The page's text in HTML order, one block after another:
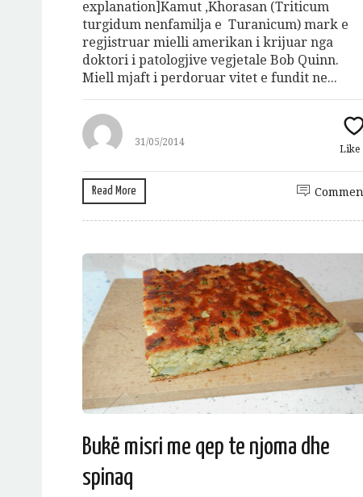
explanation]Kamut ,Khorasan (Triticum
turgidum nenfamilja e Turanicum) mark e
regjistruar mielli amerikan i krijuar nga
doktori i patologjive vegjetale Bob Quinn.
Miell mjaft i perdoruar vitet e fundit ne...
31/05/2014
Like
Read More
Bukë misri me qep te njoma dhe
spinaq